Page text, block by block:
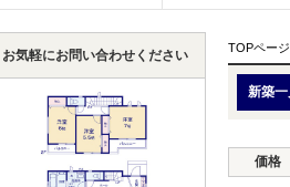
TOPページ
新築
価格
お気軽にお問い合わせください